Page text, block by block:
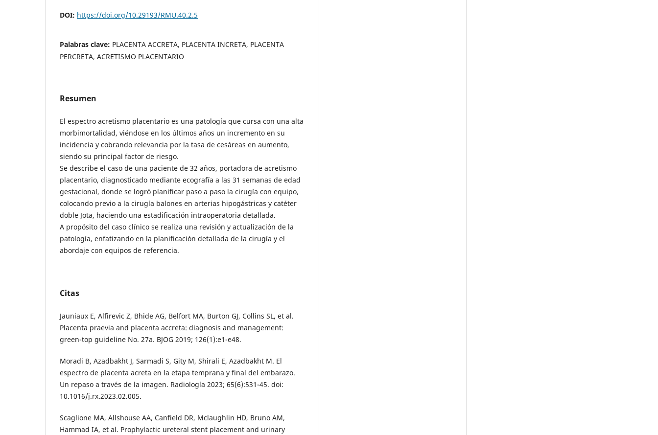
DOI: https://doi.org/10.29193/RMU.40.2.5
Palabras clave: PLACENTA ACCRETA, PLACENTA INCRETA, PLACENTA
PERCRETA, ACRETISMO PLACENTARIO
Resumen
El espectro acretismo placentario es una patología que cursa con una alta
morbimortalidad, viéndose en los últimos años un incremento en su
incidencia y cobrando relevancia por la tasa de cesáreas en aumento,
siendo su principal factor de riesgo.
Se describe el caso de una paciente de 32 años, portadora de acretismo
placentario, diagnosticado mediante ecografía a las 31 semanas de edad
gestacional, donde se logró planificar paso a paso la cirugía con equipo,
colocando previo a la cirugía balones en arterias hipogástricas y catéter
doble Jota, haciendo una estadificación intraoperatoria detallada.
A propósito del caso clínico se realiza una revisión y actualización de la
patología, enfatizando en la planificación detallada de la cirugía y el
abordaje con equipos de referencia.
Citas
Jauniaux E, Alfirevic Z, Bhide AG, Belfort MA, Burton GJ, Collins SL, et al.
Placenta praevia and placenta accreta: diagnosis and management:
green-top guideline No. 27a. BJOG 2019; 126(1):e1-e48.
Moradi B, Azadbakht J, Sarmadi S, Gity M, Shirali E, Azadbakht M. El
espectro de placenta acreta en la etapa temprana y final del embarazo.
Un repaso a través de la imagen. Radiología 2023; 65(6):531-45. doi:
10.1016/j.rx.2023.02.005.
Scaglione MA, Allshouse AA, Canfield DR, Mclaughlin HD, Bruno AM,
Hammad IA, et al. Prophylactic ureteral stent placement and urinary